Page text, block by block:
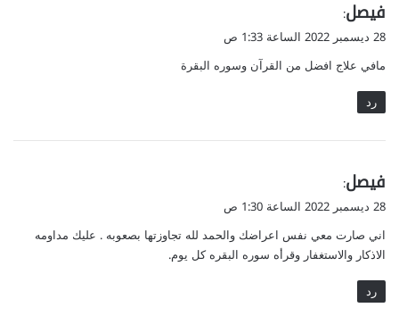
ي
ق
ل
فيصل:
28 ديسمبر 2022 الساعة 1:33 ص
مافي علاج افضل من القرآن وسوره البقرة
رد
ي
ق
ل
فيصل:
28 ديسمبر 2022 الساعة 1:30 ص
اني صارت معي نفس اعراضك والحمد لله تجاوزتها بصعوبه . عليك مداومه
الاذكار والاستغفار وقرأه سوره البقره كل يوم.
رد